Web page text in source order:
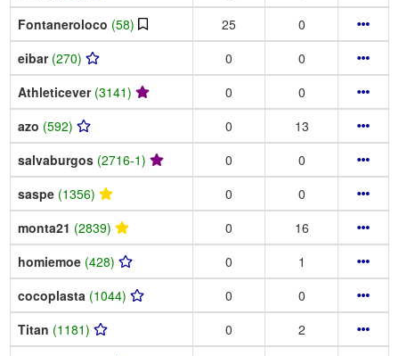
Fontaneroloco (58) 25
0
eibar (270) 0
0
Athleticever (3141) 0
0
azo (592) 0
13
salvaburgos (2716-1) 0
0
saspe (1356) 0
0
monta21 (2839) 0
16
homiemoe (428) 0
1
cocoplasta (1044) 0
0
Titan (1181) 0
2